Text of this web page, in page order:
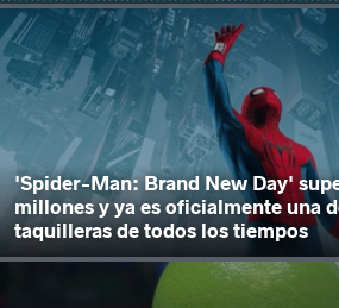
'Spider-Man: Brand New Day'
millones y ya es oficialmente una
taquilleras de todos los tiempos